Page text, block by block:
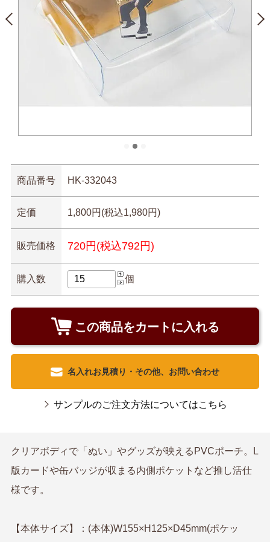
商品番号 HK-332043
定価 1,800円(税込1,980円)
販売価格 720円(税込792円)
購入数 個
この商品をカートに入れる
名入れお見積り・その他、お問い合わせ
サンプルのご注文方法についてはこちら
クリアボディで「ぬい」やグッズが映えるPVCポーチ。L
版カードや缶バッジが収まる内側ポケットなど推し活仕
様です。
【本体サイズ】：(本体)W155×H125×D45mm(ポケッ